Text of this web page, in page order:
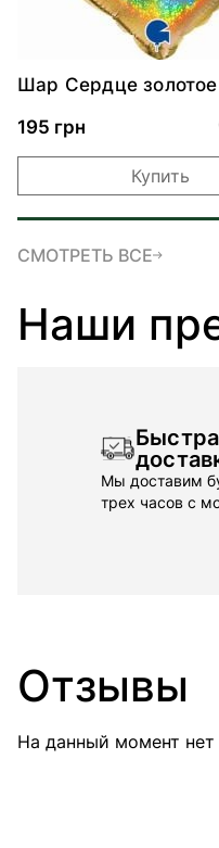
Шар Сердце
195 грн
Купить
СМОТРЕТЬ ВСЕ
Наши
Мы доставим
трех часов с
Отзывы
На данный момент нет